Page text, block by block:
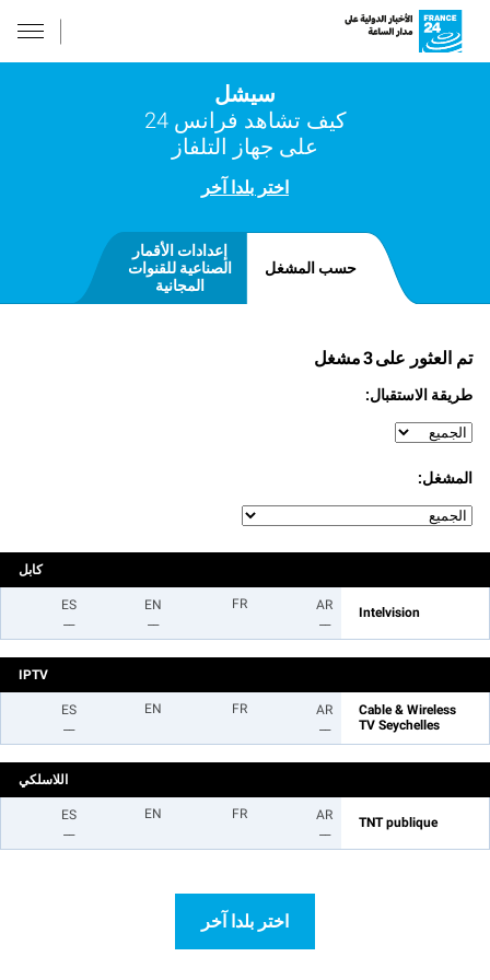
سيشل
كيف تشاهد فرانس 24
على جهاز التلفاز
اختر بلدا آخر
حسب المشغل
إعدادات الأقمار
الصناعية للقنوات
المجانية
مشغل3تم العثور على
طريقة الاستقبال:
المشغل:
كابل
Intelvision
AR
FR
EN
ES
IPTV
Cable & Wireless
TV Seychelles
AR
FR
EN
ES
اللاسلكي
TNT publique
AR
FR
EN
ES
اختر بلدا آخر